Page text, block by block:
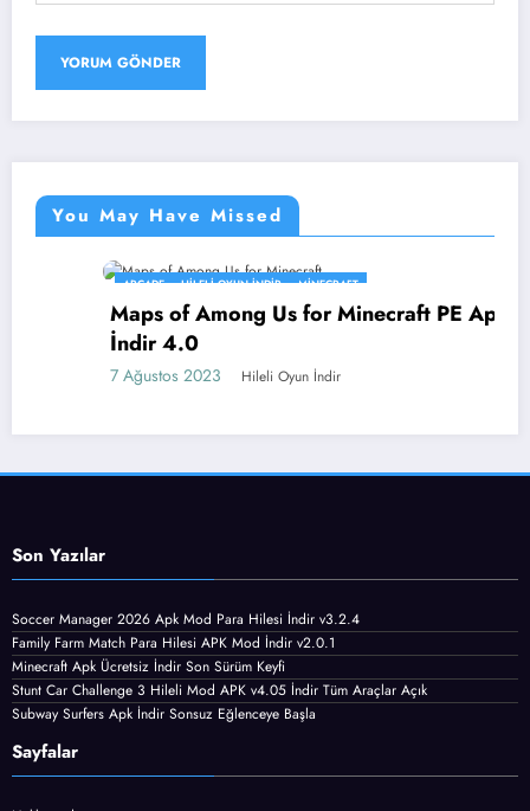
You May Have Missed
HILELI OYUN İNDIR MINECRAFT
Maps of Among Us for Minecraft PE Apk
İndir 4.0
7 Ağustos 2023 Hileli Oyun İndir
Son Yazılar
Soccer Manager 2026 Apk Mod Para Hilesi İndir v3.2.4
Family Farm Match Para Hilesi APK Mod İndir v2.0.1
Minecraft Apk Ücretsiz İndir Son Sürüm Keyfi
Stunt Car Challenge 3 Hileli Mod APK v4.05 İndir Tüm Araçlar Açık
Subway Surfers Apk İndir Sonsuz Eğlenceye Başla
Sayfalar